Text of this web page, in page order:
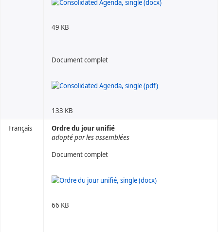
49 KB
Document complet
133 KB
Français
Ordre du jour unifié
adopté par les assemblées
Document complet
66 KB